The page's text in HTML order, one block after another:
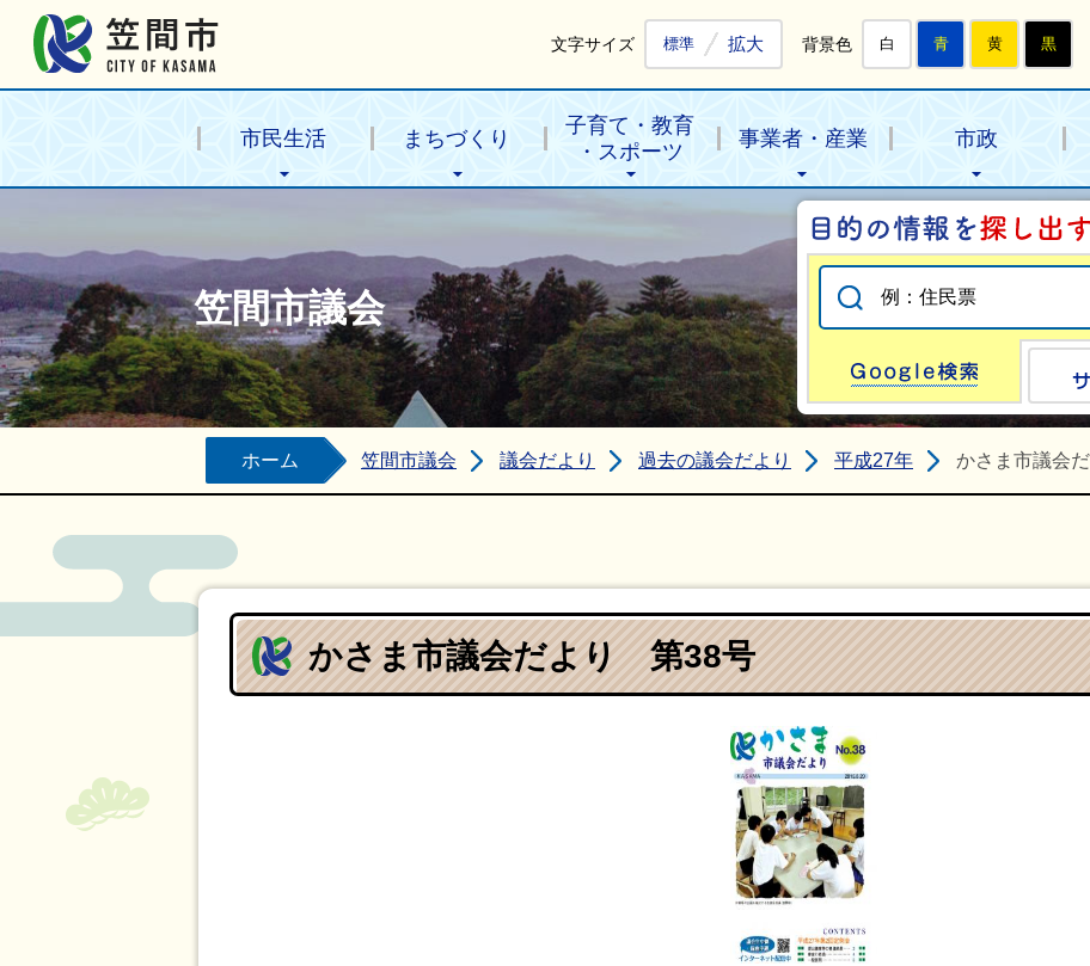
文字サイズ 標準 拡大 背景色 白 青 黄 黒
市民生活 まちづくり
子育て・教育
・スポーツ
事業者・産業 市政
笠間市議会
ホーム 笠間市議会 議会だより 過去の議会だより 平成27年 かさま市議会
かさま市議会だより 第38号